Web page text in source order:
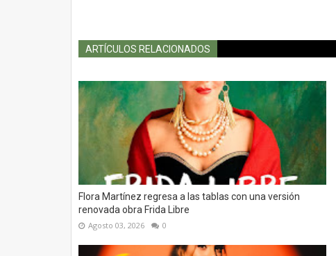
ARTÍCULOS RELACIONADOS
Flora Martínez regresa a las tablas con una versión
renovada obra Frida Libre
Agosto 03, 2026 0